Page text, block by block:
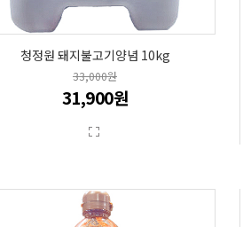
청정원 돼지불고기양념 10kg
33,000원
31,900원